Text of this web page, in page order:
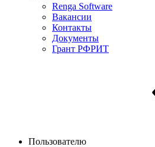
Renga Software
Вакансии
Контакты
Документы
Грант РФРИТ
Пользователю